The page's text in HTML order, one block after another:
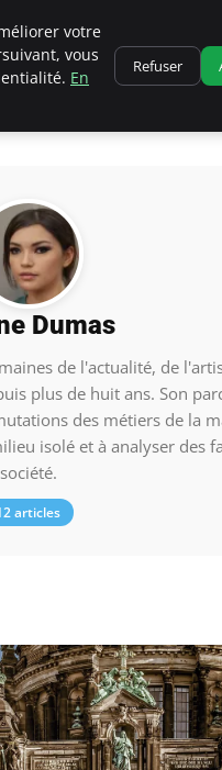
Dumas
de l'actualité, de
plus de huit ans. Son
des métiers de la
isolé et à analyser des
société.
articles
votre
vous
En
Refuser